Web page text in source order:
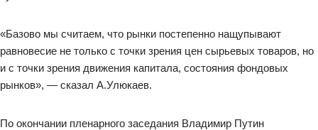
«Базово мы считаем, что рынки постепенно нащупывают
равновесие не только с точки зрения цен сырьевых товаров, но
и с точки зрения движения капитала, состояния фондовых
рынков», — сказал А.Улюкаев.
По окончании пленарного заседания Владимир Путин